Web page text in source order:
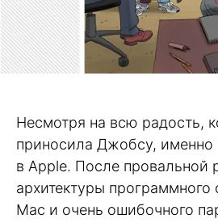
Несмотря на всю радость,
приносила Джобсу, именно
в Apple. После провальной
архитектуры программного
Mac и очень ошибочного